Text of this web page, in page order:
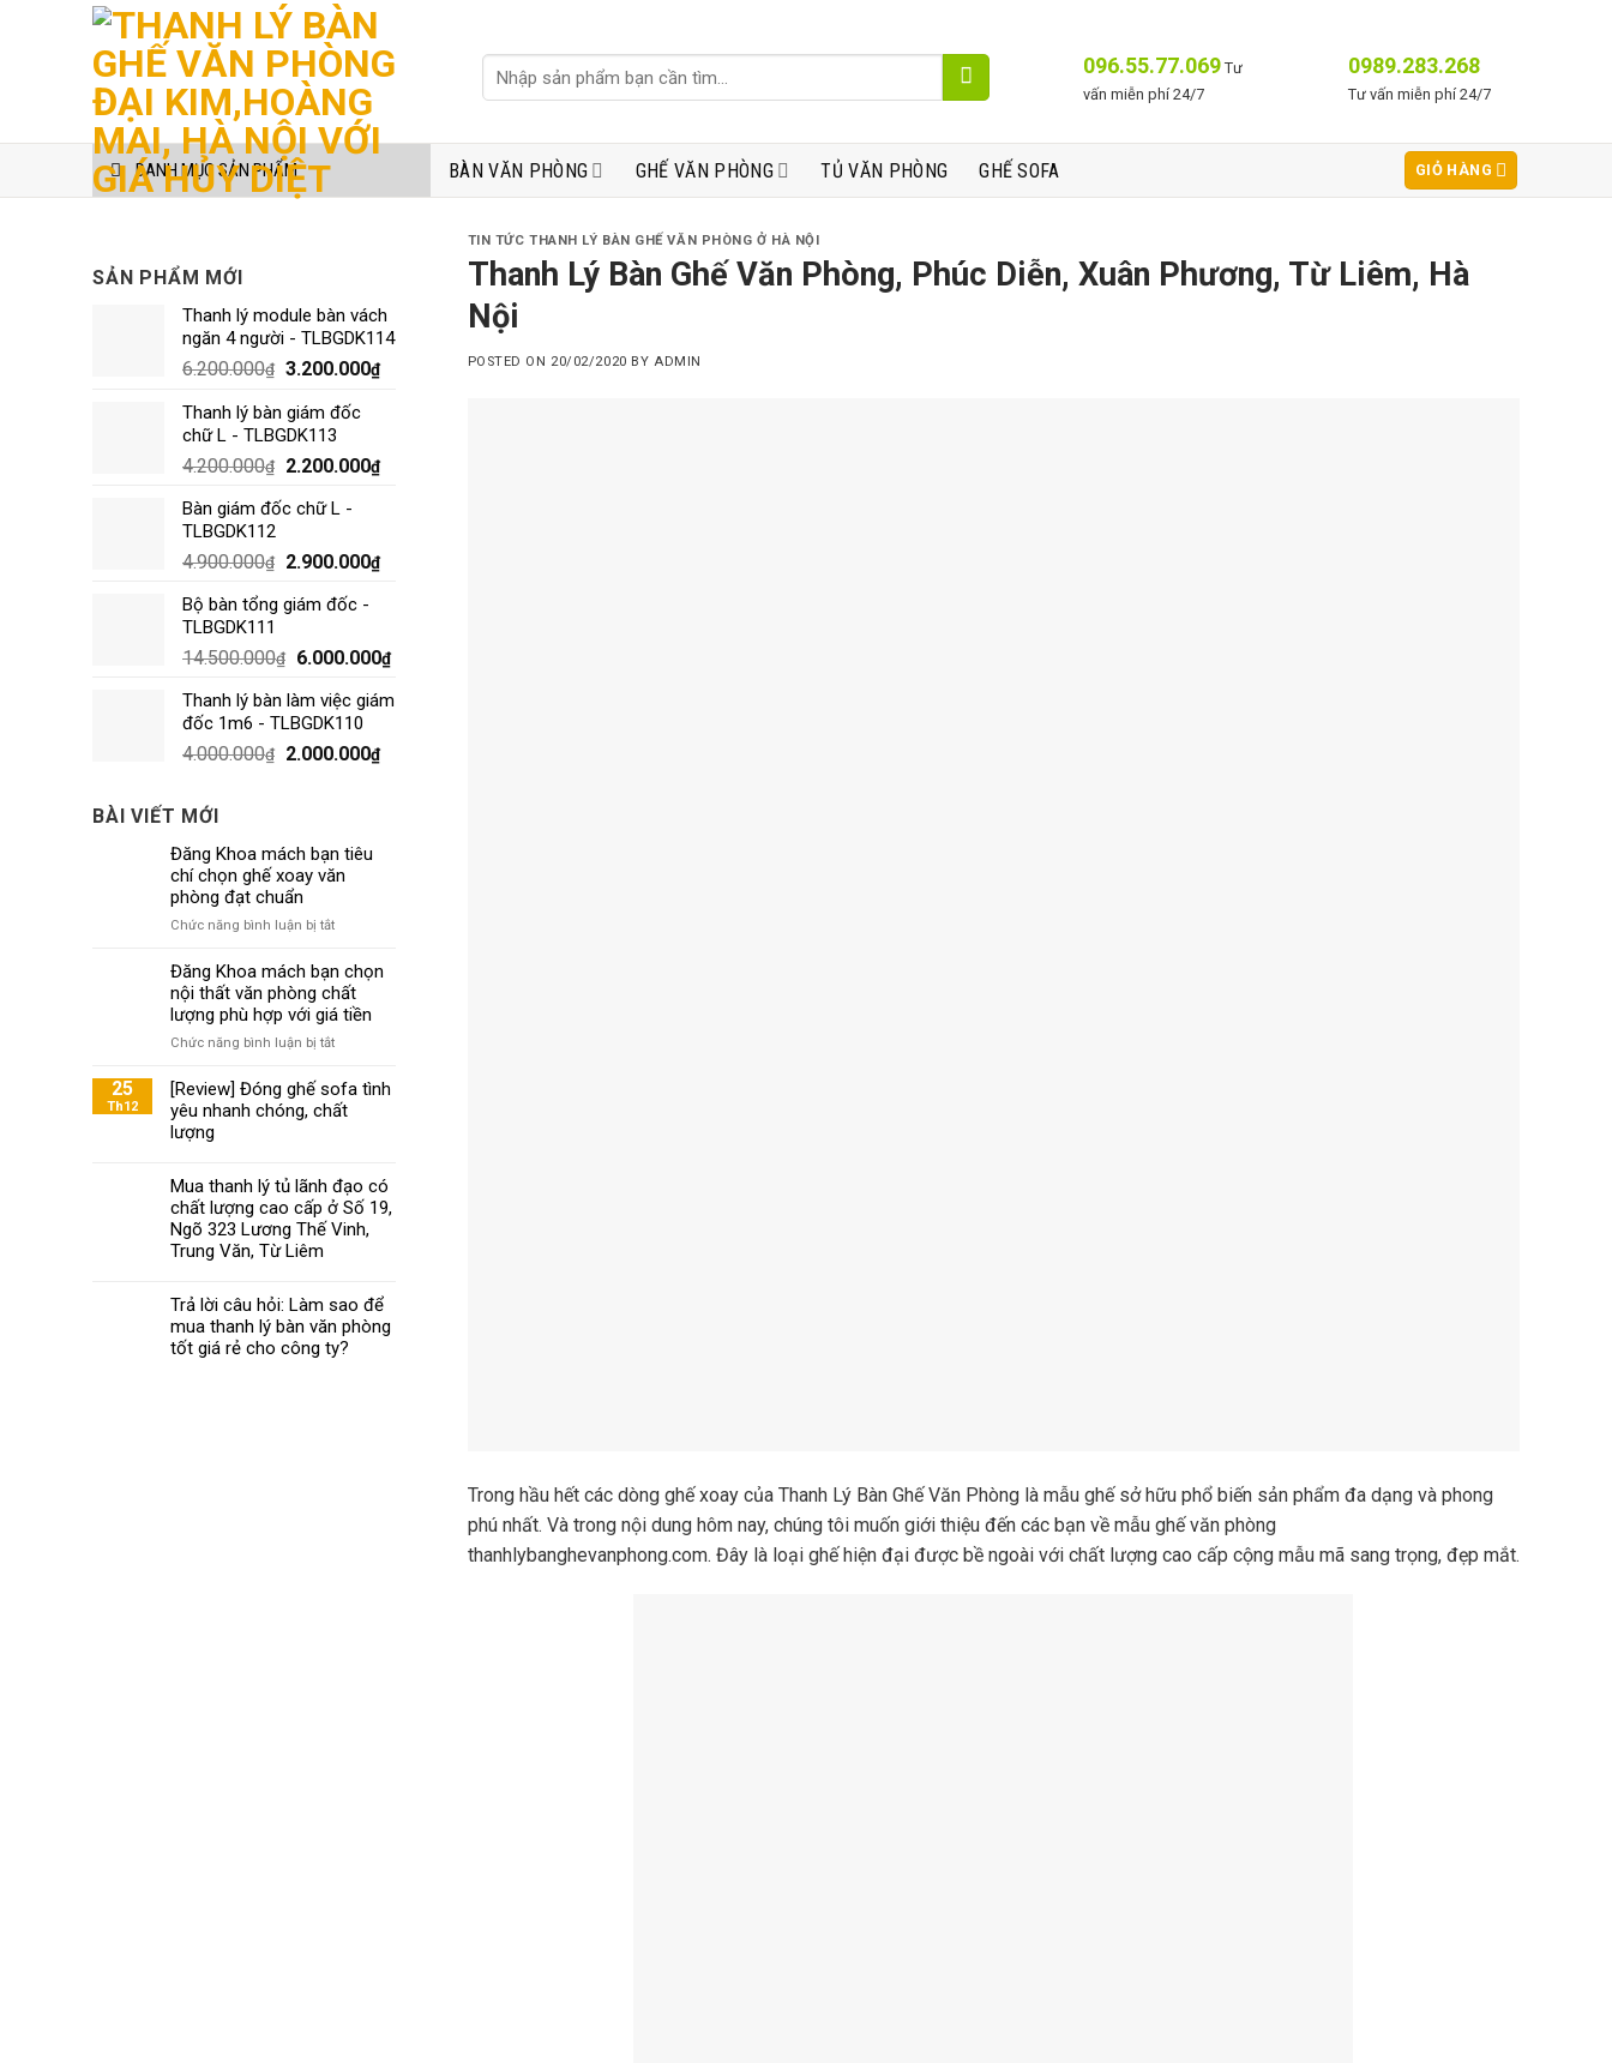
Tìm
kiếm:
096.55.77.069 Tư
vấn miễn phí 24/7
0989.283.268
Tư vấn miễn phí 24/7
DANH MỤC SẢN PHẨM BÀN VĂN PHÒNG GHẾ VĂN PHÒNG TỦ VĂN PHÒNG GHẾ SOFA GIỎ HÀNG
SẢN PHẨM MỚI
Thanh lý module bàn vách
ngăn 4 người - TLBGDK114
6.200.000₫ 3.200.000₫
Thanh lý bàn giám đốc
chữ L - TLBGDK113
4.200.000₫ 2.200.000₫
Bàn giám đốc chữ L -
TLBGDK112
4.900.000₫ 2.900.000₫
Bộ bàn tổng giám đốc -
TLBGDK111
14.500.000₫ 6.000.000₫
Thanh lý bàn làm việc giám
đốc 1m6 - TLBGDK110
4.000.000₫ 2.000.000₫
BÀI VIẾT MỚI
Đăng Khoa mách bạn tiêu
chí chọn ghế xoay văn
phòng đạt chuẩn
Chức năng bình luận bị tắtở
Khoa
mách
bạn
tiêu
chí
ghế
xoay
chuẩn
Đăng Khoa mách bạn chọn
nội thất văn phòng chất
lượng phù hợp với giá tiền
Chức năng bình luận bị tắtở
Khoa
mách
bạn
thất
văn
phòng
hợp
với
giá
25
Th12
[Review] Đóng ghế sofa tình
yêu nhanh chóng, chất
lượng
Mua thanh lý tủ lãnh đạo có
chất lượng cao cấp ở Số 19,
Ngõ 323 Lương Thế Vinh,
Trung Văn, Từ Liêm
Trả lời câu hỏi: Làm sao để
mua thanh lý bàn văn phòng
tốt giá rẻ cho công ty?
TIN TỨC THANH LÝ BÀN GHẾ VĂN PHÒNG Ở HÀ NỘI
Thanh Lý Bàn Ghế Văn Phòng, Phúc Diễn, Xuân Phương, Từ Liêm, Hà
Nội
POSTED ON 20/02/2020 BY ADMIN
Trong hầu hết các dòng ghế xoay của Thanh Lý Bàn Ghế Văn Phòng là mẫu ghế sở hữu phổ biến sản phẩm đa dạng và phong
phú nhất. Và trong nội dung hôm nay, chúng tôi muốn giới thiệu đến các bạn về mẫu ghế văn phòng
thanhlybanghevanphong.com. Đây là loại ghế hiện đại được bề ngoài với chất lượng cao cấp cộng mẫu mã sang trọng, đẹp mắt.